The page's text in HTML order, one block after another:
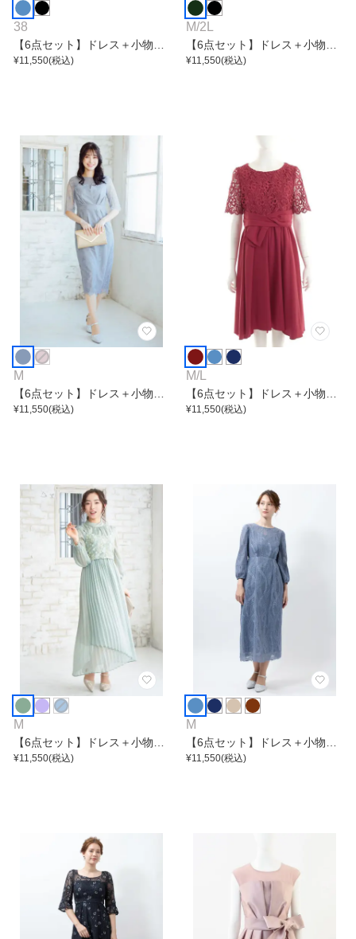
38
【6点セット】ドレス＋小物5
点
¥11,550(税込)
M/2L
【6点セット】ドレス＋小物5
点
¥11,550(税込)
M
【6点セット】ドレス＋小物5
点
¥11,550(税込)
M/L
【6点セット】ドレス＋小物5
点
¥11,550(税込)
M
【6点セット】ドレス＋小物5
点
¥11,550(税込)
M
【6点セット】ドレス＋小物5
点
¥11,550(税込)